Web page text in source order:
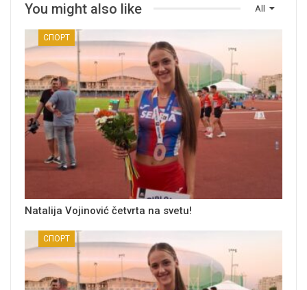
All
You might also like
СПОРТ
Natalija Vojinović četvrta na svetu!
СПОРТ